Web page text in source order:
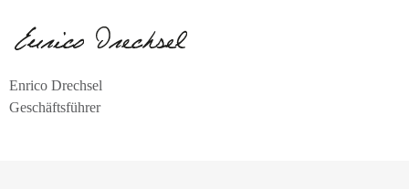
Enrico Drechsel
Geschäftsführer